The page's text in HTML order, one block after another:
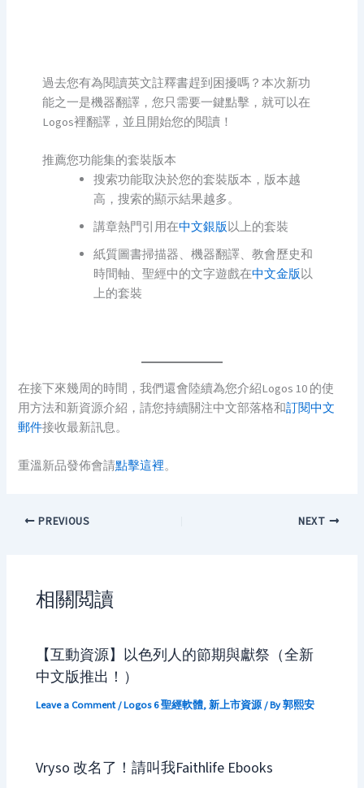
過去您有為閱讀英文註釋書趕到困擾嗎？本次新功
能之一是機器翻譯，您只需要一鍵點擊，就可以在
Logos裡翻譯，並且開始您的閱讀！
推薦您功能集的套裝版本
搜索功能取決於您的套裝版本，版本越
高，搜索的顯示結果越多。
講章熱門引用在中文銀版以上的套裝
紙質圖書掃描器、機器翻譯、教會歷史和
時間軸、聖經中的文字遊戲在中文金版以
上的套裝
在接下來幾周的時間，我們還會陸續為您介紹Logos 10 的使
用方法和新資源介紹，請您持續關注中文部落格和訂閱中文
郵件接收最新訊息。
重溫新品發佈會請點擊這裡。
PREVIOUS NEXT
相關閲讀
【互動資源】以色列人的節期與獻祭（全新
中文版推出！）
Leave a Comment/Logos 6 聖經軟體,新上市資源/ By郭熙安
Vryso 改名了！請叫我Faithlife Ebooks